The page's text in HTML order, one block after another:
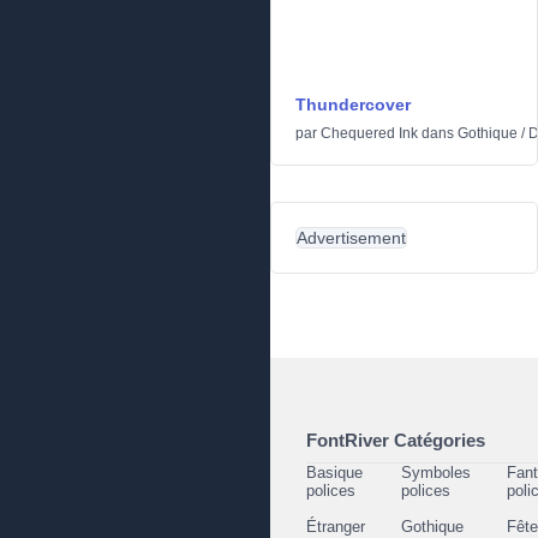
Thundercover
par Chequered Ink dans Gothique /
Advertisement
FontRiver Catégories
Basique
polices
Symboles
polices
Étranger
Gothique